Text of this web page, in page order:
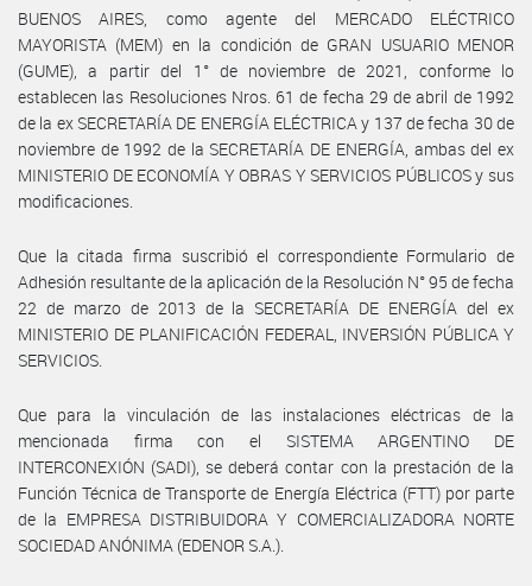
BUENOS AIRES, como agente del MERCADO ELÉCTRICO
MAYORISTA (MEM) en la condición de GRAN USUARIO MENOR
(GUME), a partir del 1° de noviembre de 2021, conforme lo
establecen las Resoluciones Nros. 61 de fecha 29 de abril de 1992
de la ex SECRETARÍA DE ENERGÍA ELÉCTRICA y 137 de fecha 30 de
noviembre de 1992 de la SECRETARÍA DE ENERGÍA, ambas del ex
MINISTERIO DE ECONOMÍA Y OBRAS Y SERVICIOS PÚBLICOS y sus
modificaciones.
Que la citada firma suscribió el correspondiente Formulario de
Adhesión resultante de la aplicación de la Resolución N° 95 de fecha
22 de marzo de 2013 de la SECRETARÍA DE ENERGÍA del ex
MINISTERIO DE PLANIFICACIÓN FEDERAL, INVERSIÓN PÚBLICA Y
SERVICIOS.
Que para la vinculación de las instalaciones eléctricas de la
mencionada firma con el SISTEMA ARGENTINO DE
INTERCONEXIÓN (SADI), se deberá contar con la prestación de la
Función Técnica de Transporte de Energía Eléctrica (FTT) por parte
de la EMPRESA DISTRIBUIDORA Y COMERCIALIZADORA NORTE
SOCIEDAD ANÓNIMA (EDENOR S.A.).